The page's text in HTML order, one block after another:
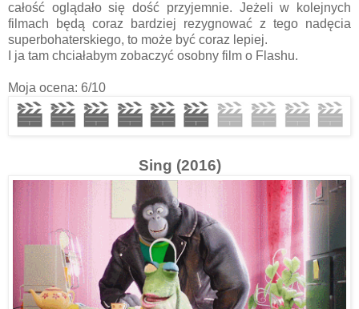
całość oglądało się dość przyjemnie. Jeżeli w kolejnych
filmach będą coraz bardziej rezygnować z tego nadęcia
superbohaterskiego, to może być coraz lepiej.
I ja tam chciałabym zobaczyć osobny film o Flashu.
Moja ocena: 6/10
Sing (2016)